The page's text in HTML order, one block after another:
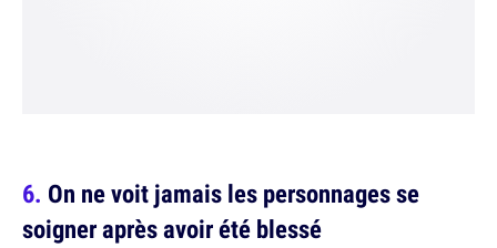
On ne voit jamais les personnages se
soigner après avoir été blessé